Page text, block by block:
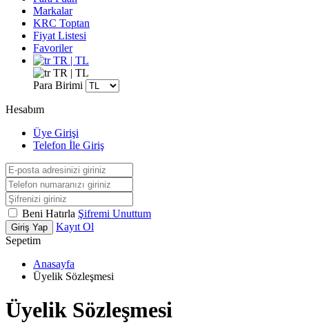
Markalar
KRC Toptan
Fiyat Listesi
Favoriler
TR | TL
TR | TL
Para Birimi
Hesabım
Üye Girişi
Telefon İle Giriş
Beni Hatırla Şifremi Unuttum
Giriş Yap
Kayıt Ol
Sepetim
Anasayfa
Üyelik Sözleşmesi
Üyelik Sözleşmesi